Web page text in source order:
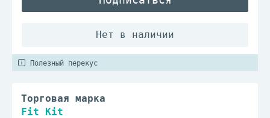
Полезный перекус
Торговая марка
Fit Kit